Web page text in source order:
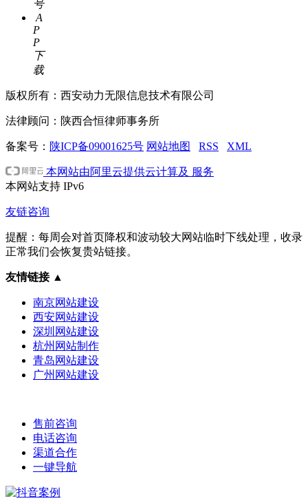
号
A
P
P
下
载
版权所有：西安动力无限信息技术有限公司
法律顾问：陕西合恒律师事务所
备案号： 陕ICP备09001625号 网站地图 RSS XML
本网站由阿里云提供云计算及 服务
本网站支持 IPv6
友链咨询
提醒：每周会对首页降权和波动较大网站临时下线处理，收录
正常我们会恢复贵站链接。
友情链接 ▲
南京网站建设
西安网站建设
深圳网站建设
杭州网站制作
青岛网站建设
广州网站建设
售前咨询
电话咨询
渠道合作
一键导航